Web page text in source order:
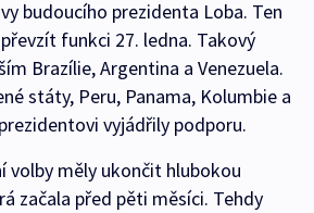
budoucího prezidenta Loba. Ten
funkci 27. ledna. Takový
Brazílie, Argentina a Venezuela.
státy, Peru, Panama, Kolumbie a
vyjádřily podporu.
volby měly ukončit hlubokou
začala před pěti měsíci. Tehdy